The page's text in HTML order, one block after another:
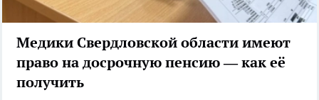
Медики Свердловской области имеют
право на досрочную пенсию — как её
получить